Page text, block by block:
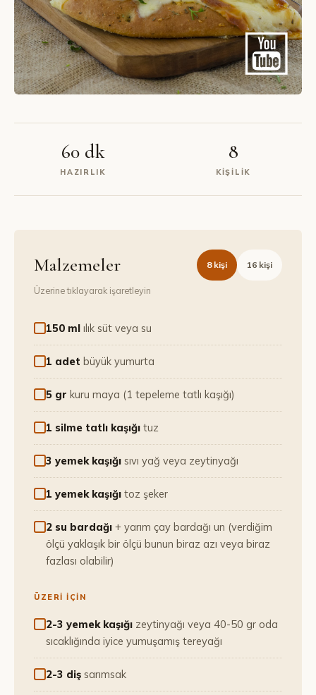
60 dk
HAZIRLIK
8
KIŞILIK
Malzemeler 8kişi 16 kişi
Üzerine tıklayarak işaretleyin
150 ml ılık süt veya su
1 adet büyük yumurta
5 gr kuru maya (1 tepeleme tatlı kaşığı)
1 silme tatlı kaşığı tuz
3 yemek kaşığı sıvı yağ veya zeytinyağı
1 yemek kaşığı toz şeker
2 su bardağı + yarım çay bardağı un (verdiğim
ölçü yaklaşık bir ölçü bunun biraz azı veya biraz
fazlası olabilir)
ÜZERI IÇIN
2-3 yemek kaşığı zeytinyağı veya 40-50 gr oda
sıcaklığında iyice yumuşamış tereyağı
2-3 diş sarımsak